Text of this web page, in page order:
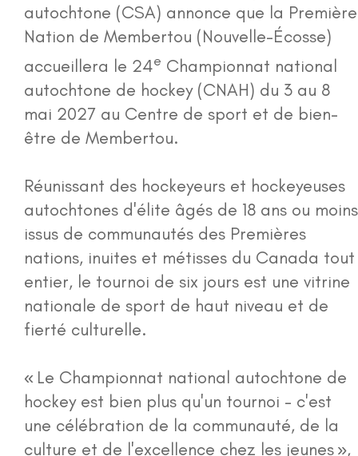
autochtone (CSA) annonce que la Première
Nation de Membertou (Nouvelle-Écosse)
accueillera le 24e Championnat national
autochtone de hockey (CNAH) du 3 au 8
mai 2027 au Centre de sport et de bien-
être de Membertou.
Réunissant des hockeyeurs et hockeyeuses
autochtones d'élite âgés de 18 ans ou moins
issus de communautés des Premières
nations, inuites et métisses du Canada tout
entier, le tournoi de six jours est une vitrine
nationale de sport de haut niveau et de
fierté culturelle.
« Le Championnat national autochtone de
hockey est bien plus qu'un tournoi - c'est
une célébration de la communauté, de la
culture et de l'excellence chez les jeunes »,
More...